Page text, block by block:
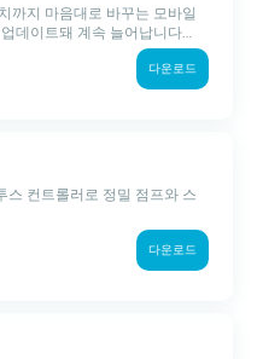
까지 마음대로 바꾸는 모바일
데이트돼 계속 늘어납니다...
다운로드
스 컨트롤러로 정밀 점프와 스
다운로드